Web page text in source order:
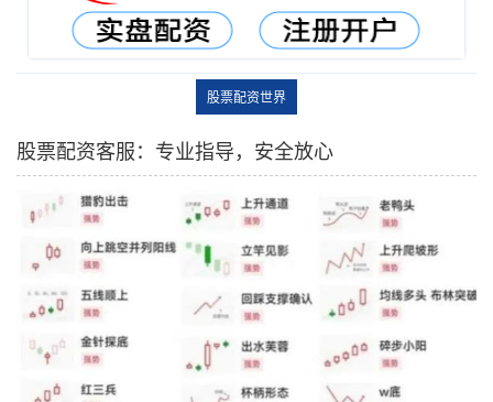
股票配资世界
股票配资客服：专业指导，安全放心